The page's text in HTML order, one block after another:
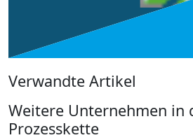
Verwandte Artikel
Weitere Unternehmen in
Prozesskette